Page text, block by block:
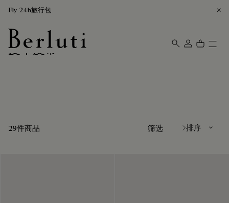
Fly 24h旅行包
Berluti homepage
皮革皮带
29件商品 筛选